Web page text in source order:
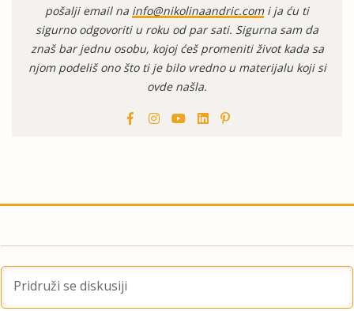
pošalji email na info@nikolinaandric.comi ja ću ti
sigurno odgovoriti u roku od par sati. Sigurna sam da
znaš bar jednu osobu, kojoj ćeš promeniti život kada sa
njom podeliš ono što ti je bilo vredno u materijalu koji si
ovde našla.